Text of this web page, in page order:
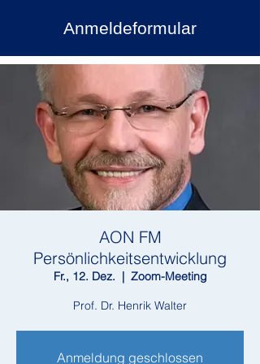
Anmeldeformular
AON FM
Persönlichkeitsentwicklung
Fr., 12. Dez.
  |
Zoom-Meeting
Prof. Dr. Henrik Walter
Anmeldung geschlossen